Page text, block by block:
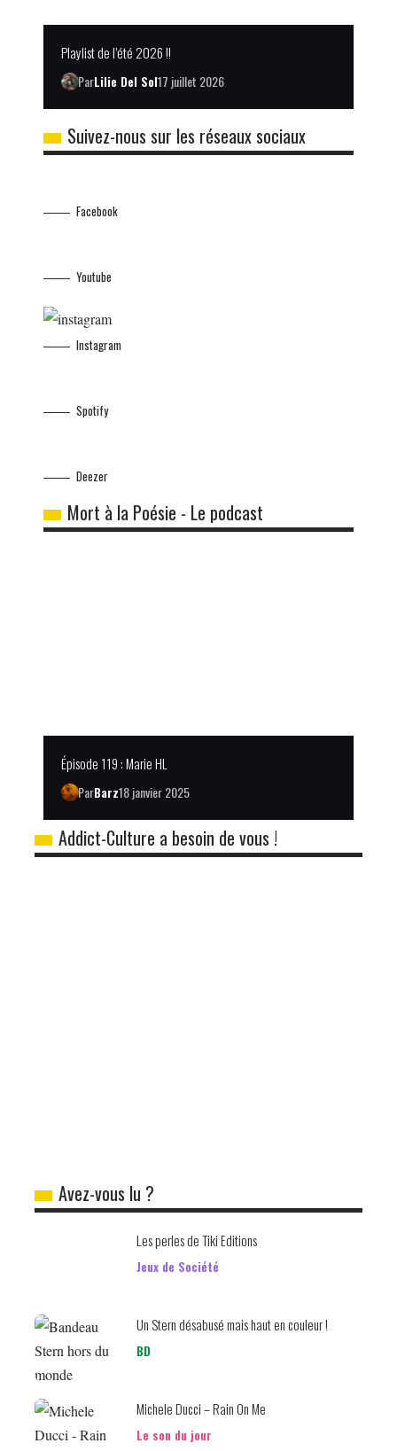
Playlist de l’été 2026 !!
ParLilie Del Sol17 juillet 2026
Suivez-nous sur les réseaux sociaux
Facebook
Youtube
Instagram
Spotify
Deezer
Mort à la Poésie - Le podcast
Épisode 119 : Marie HL
ParBarz18 janvier 2025
Addict-Culture a besoin de vous !
Avez-vous lu ?
Les perles de Tiki Editions
Jeux de Société
Un Stern désabusé mais haut en couleur !
BD
Michele Ducci – Rain On Me
Le son du jour